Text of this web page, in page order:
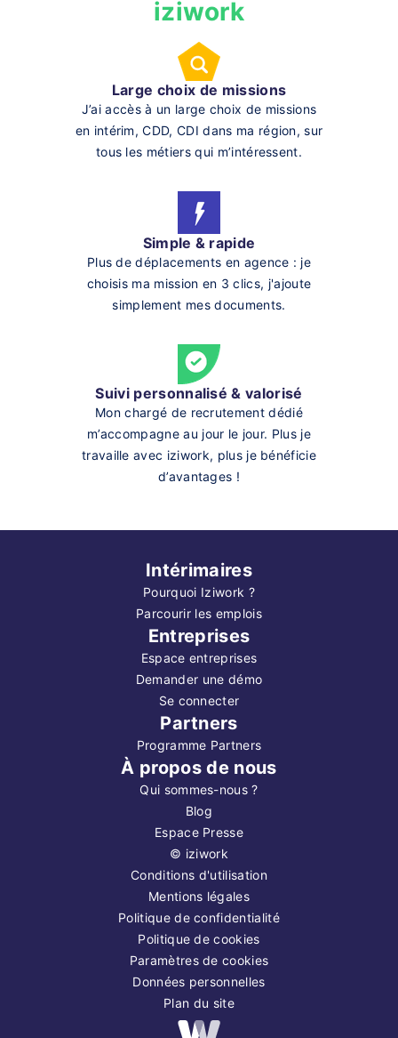
iziwork
Large choix de missions
J’ai accès à un large choix de missions
en intérim, CDD, CDI dans ma région, sur
tous les métiers qui m’intéressent.
Simple & rapide
Plus de déplacements en agence : je
choisis ma mission en 3 clics, j'ajoute
simplement mes documents.
Suivi personnalisé & valorisé
Mon chargé de recrutement dédié
m’accompagne au jour le jour. Plus je
travaille avec iziwork, plus je bénéficie
d’avantages !
Intérimaires
Pourquoi Iziwork ?
Parcourir les emplois
Entreprises
Espace entreprises
Demander une démo
Se connecter
Partners
Programme Partners
À propos de nous
Qui sommes-nous ?
Blog
Espace Presse
© iziwork
Conditions d'utilisation
Mentions légales
Politique de confidentialité
Politique de cookies
Paramètres de cookies
Données personnelles
Plan du site